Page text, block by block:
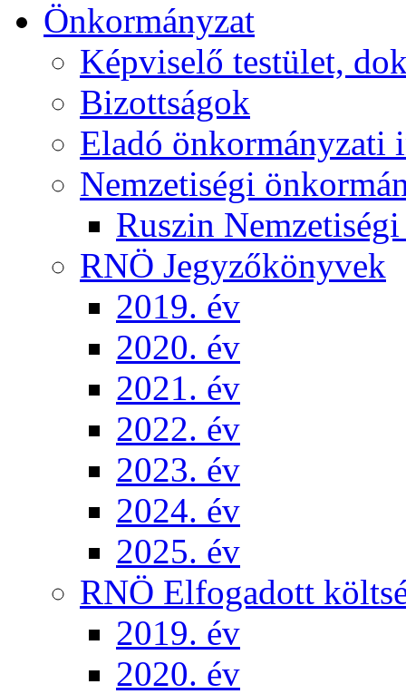
Önkormányzat
Képviselő testület,
Bizottságok
Eladó önkormányzati
Nemzetiségi
Ruszin
RNÖ Jegyzőkönyvek
2019. év
2020. év
2021. év
2022. év
2023. év
2024. év
2025. év
RNÖ Elfogadott
2019. év
2020. év